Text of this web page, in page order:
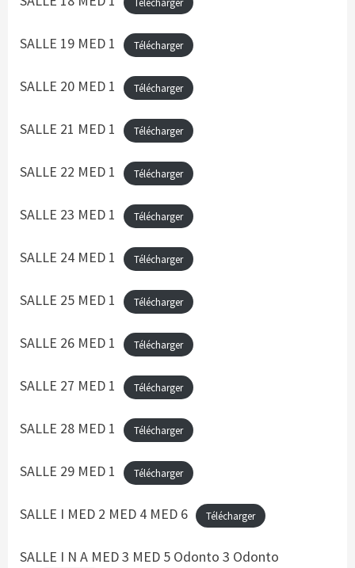
SALLE 19 MED 1 Télécharger
SALLE 20 MED 1 Télécharger
SALLE 21 MED 1 Télécharger
SALLE 22 MED 1 Télécharger
SALLE 23 MED 1 Télécharger
SALLE 24 MED 1 Télécharger
SALLE 25 MED 1 Télécharger
SALLE 26 MED 1 Télécharger
SALLE 27 MED 1 Télécharger
SALLE 28 MED 1 Télécharger
SALLE 29 MED 1 Télécharger
SALLE I MED 2 MED 4 MED 6 Télécharger
SALLE I N A MED 3 MED 5 Odonto 3 Odonto